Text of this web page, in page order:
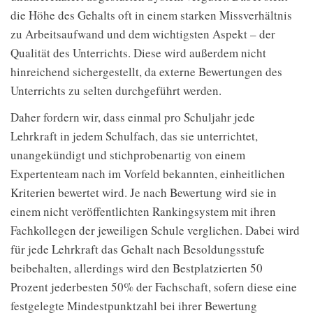
die Höhe des Gehalts oft in einem starken Missverhältnis
zu Arbeitsaufwand und dem wichtigsten Aspekt – der
Qualität des Unterrichts. Diese wird außerdem nicht
hinreichend sichergestellt, da externe Bewertungen des
Unterrichts zu selten durchgeführt werden.
Daher fordern wir, dass einmal pro Schuljahr jede
Lehrkraft in jedem Schulfach, das sie unterrichtet,
unangekündigt und stichprobenartig von einem
Expertenteam nach im Vorfeld bekannten, einheitlichen
Kriterien bewertet wird. Je nach Bewertung wird sie in
einem nicht veröffentlichten Rankingsystem mit ihren
Fachkollegen der jeweiligen Schule verglichen. Dabei wird
für jede Lehrkraft das Gehalt nach Besoldungsstufe
beibehalten, allerdings wird den Bestplatzierten 50
Prozent jederbesten 50% derFachschaft, sofern diese eine
festgelegte Mindestpunktzahl bei ihrer Bewertung